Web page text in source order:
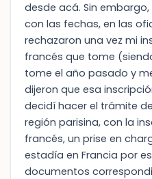
desde acá. Sin
con las fechas, en las
rechazaron una vez mi
francés que tome
tome el año pasado y
dijeron que esa
decidí hacer el trámite
región parisina, con la
francés, un prise en
estadía en Francia por
documentos